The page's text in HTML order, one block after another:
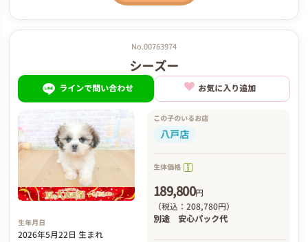
No.00763974
シーズー
ラインで問い合わせ お気に入り追加
生年月日
2026年5月22日 生まれ
この子のいるお店
八戸店
生体価格
189,800円
（税込：208,780円）
別途 安心パック代